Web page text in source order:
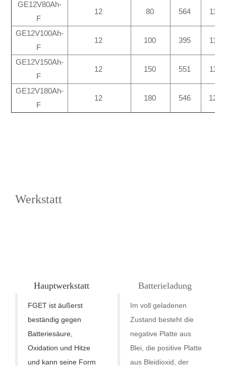
GE12V80Ah-
F
12 80 564 115
GE12V100Ah-
F
12 100 395 110
GE12V150Ah-
F
12 150 551 110
GE12V180Ah-
F
12 180 546 125
Werkstatt
Hauptwerkstatt
FGET ist äußerst
beständig gegen
Batteriesäure,
Oxidation und Hitze
und kann seine Form
Batterieladung
Im voll geladenen
Zustand besteht die
negative Platte aus
Blei, die positive Platte
aus Bleidioxid, der